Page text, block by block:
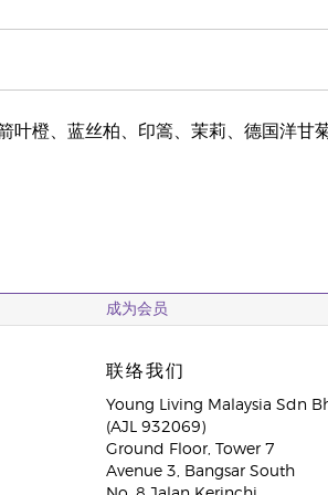
叶橙、蓝丝柏、印篙、茉莉、德国洋甘
成为会员
联络我们
Young Living Malaysia Sdn
(AJL 932069)
Ground Floor, Tower 7
Avenue 3, Bangsar South